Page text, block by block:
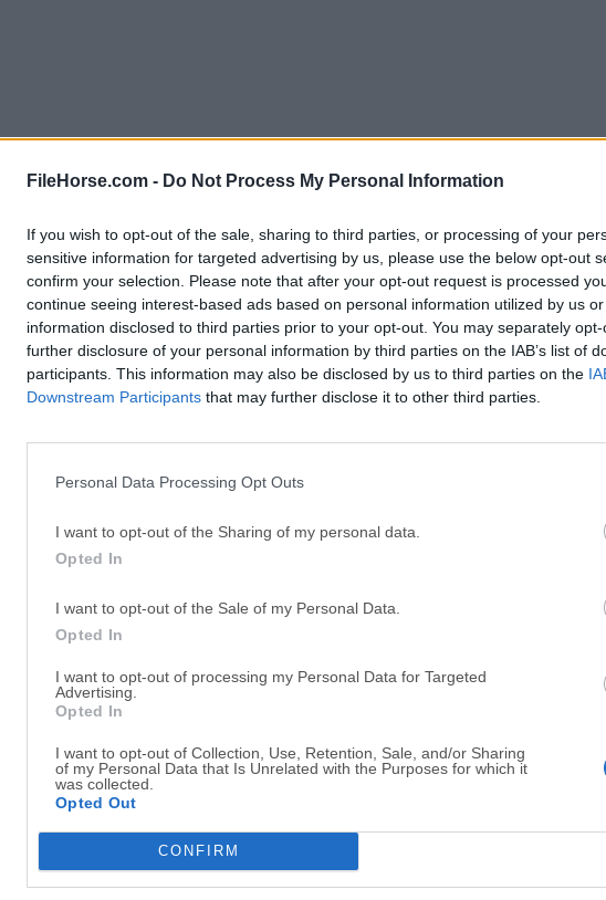
FileHorse.com - Do Not Process My Personal Information
If you wish to opt-out of the sale, sharing to third parties, or processing of your
sensitive information for targeted advertising by us, please use the below opt-out
confirm your selection. Please note that after your opt-out request is processed
continue seeing interest-based ads based on personal information utilized by us
information disclosed to third parties prior to your opt-out. You may separately
further disclosure of your personal information by third parties on the IAB’s list of
participants. This information may also be disclosed by us to third parties on the
Downstream Participants that may further disclose it to other third parties.
Personal Data Processing Opt Outs
I want to opt-out of the Sharing of my personal data.
Opted In
I want to opt-out of the Sale of my Personal Data.
Opted In
I want to opt-out of processing my Personal Data for Targeted
Advertising.
Opted In
I want to opt-out of Collection, Use, Retention, Sale, and/or Sharing
of my Personal Data that Is Unrelated with the Purposes for which it
was collected.
Opted Out
CONFIRM
Descargar CrystalDiskMark 8.0.4
¿Por qué se publica esta aplicación en Filehorse? (Más
Imágenes
Opera
Adobe Photoshop CC 2026 27.9.1 (64-bit)
GTA 6
GTA 6 for PS5
CapCut
PC Repair
PC Repair Tool 2026
Hero Wars
Hero Wars - Online Action
TradingView - Trusted by 100 Million Traders